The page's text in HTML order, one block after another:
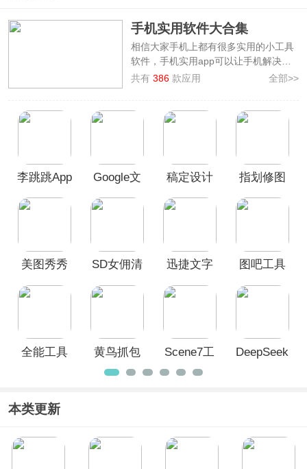
手机实用软件大合集
相信大家手机上都有很多实用的小工具
软件，手机实用app可以让手机解决很
多我们生活中的麻烦。为此，本站专门
设计排版神器——稿定设计app、多功
件涉及的实用功能广泛、全面，让我们
一起来看看这里面有没有你需要的应用
共有386 款应用 全部>>
李跳跳App
Google文
稿定设计
指划修图
美图秀秀
SD女佣清
具(SD
迅捷文字
图吧工具
全能工具
黄鸟抓包
App
Scene7工
具箱
DeepSeek
本类更新